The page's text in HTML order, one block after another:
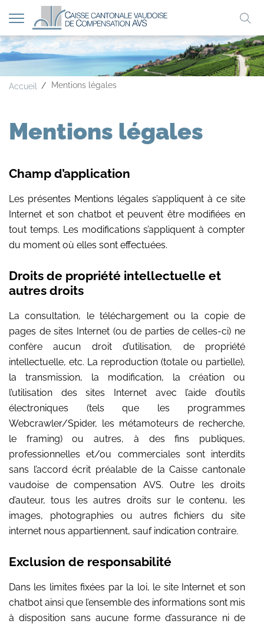
A A A
Afficher
la
navigation
Accueil Mentions légales
Mentions légales
Champ d’application
Les présentes Mentions légales s’appliquent à ce site
Internet et son chatbot et peuvent être modifiées en
tout temps. Les modifications s’appliquent à compter
du moment où elles sont effectuées.
Droits de propriété intellectuelle et
autres droits
La consultation, le téléchargement ou la copie de
pages de sites Internet (ou de parties de celles-ci) ne
confère aucun droit d’utilisation, de propriété
intellectuelle, etc. La reproduction (totale ou partielle),
la transmission, la modification, la création ou
l’utilisation des sites Internet avec l’aide d’outils
électroniques (tels que les programmes
Webcrawler/Spider, les métamoteurs de recherche,
le framing) ou autres, à des fins publiques,
professionnelles et/ou commerciales sont interdits
sans l’accord écrit préalable de la Caisse cantonale
vaudoise de compensation AVS. Outre les droits
d’auteur, tous les autres droits sur le contenu, les
images, photographies ou autres fichiers du site
internet nous appartiennent, sauf indication contraire.
Exclusion de responsabilité
Dans les limites fixées par la loi, le site Internet et son
chatbot ainsi que l’ensemble des informations sont mis
à disposition sans aucune forme d’assurance ni de